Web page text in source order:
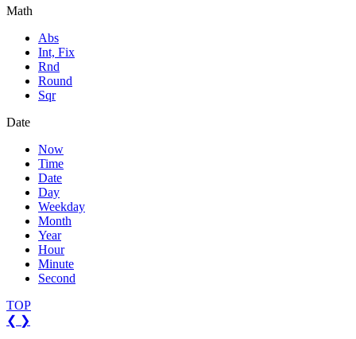
Math
Abs
Int, Fix
Rnd
Round
Sqr
Date
Now
Time
Date
Day
Weekday
Month
Year
Hour
Minute
Second
TOP
❮ ❯